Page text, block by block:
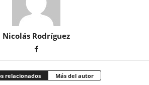
Nicolás Rodríguez
relacionados Más del autor